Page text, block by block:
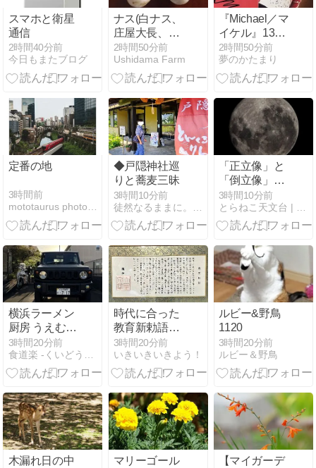
スマホと衛星
通信
2時間40分前
今日もまたブログ
ナス(白ナス、
庄屋大長、マ
ー坊)の収穫
2時間50分前
Ushidama Farm
『Michael／マ
イケル』13回
目：応援上映
2時間50分前
夢のかたまり
定番の地
3時間前
◆戸隠神社巡
りと蕎麦三昧
3時間10分前
「正立像」と
「倒立像」の
違いとは？望
遠鏡で見える
像の向きを学
3時間10分前
横浜ラーメン
厨房 うえむら
や〜仕事帰り
☀️約８年ぶり
に真夏の訪店
3時間20分前
時代に合った
教育新勅語を
作ってはいか
がでしょう
か。
3時間20分前
いきいきいきよう！
ルビー&野鳥
1120
3時間20分前
ルビー＆野鳥
木漏れ日の中
マリーゴール
【マイガーデ